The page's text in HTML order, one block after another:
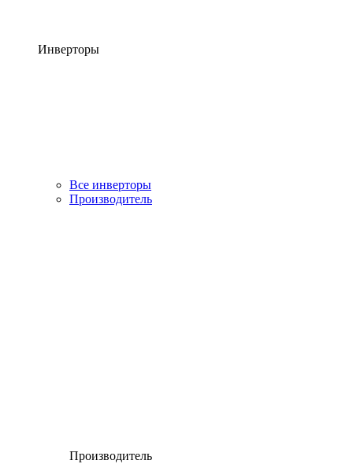
Инверторы
Все инверторы
Производитель
Производитель